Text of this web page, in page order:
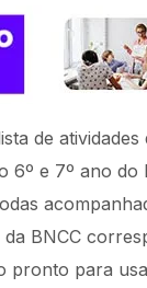
de atividades
6º e 7º ano do
da BNCC
pronto para